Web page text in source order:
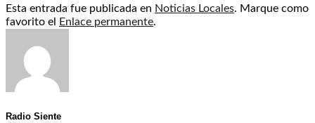
Esta entrada fue publicada en Noticias Locales. Marque como
favorito el
Enlace permanente.
Radio Siente